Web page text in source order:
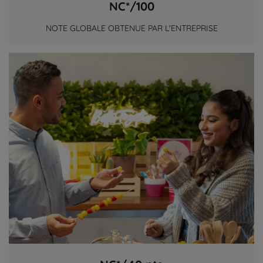
NC*/100
NOTE GLOBALE OBTENUE PAR L'ENTREPRISE